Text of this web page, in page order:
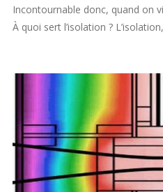
Incontournable donc, quand on
À quoi sert l’isolation ?